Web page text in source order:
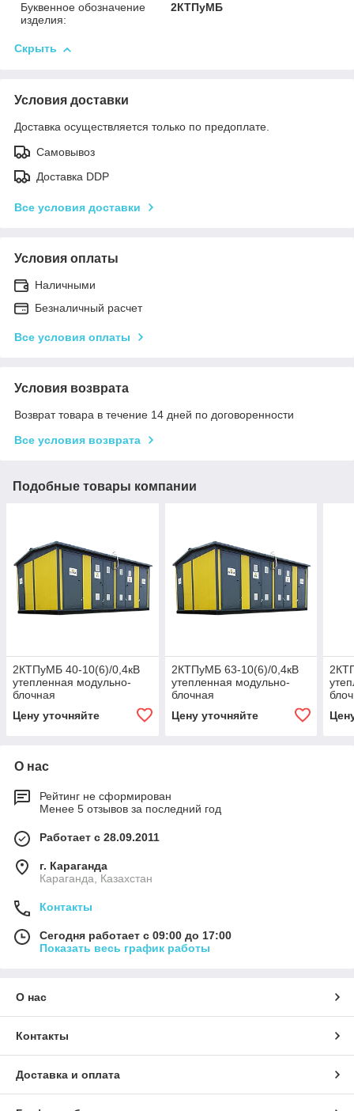
Буквенное обозначение
изделия:
2КТПуМБ
Скрыть
Условия доставки
Доставка осуществляется только по предоплате.
Самовывоз
Доставка DDP
Все условия доставки
Условия оплаты
Наличными
Безналичный расчет
Все условия оплаты
Условия возврата
Возврат товара в течение 14 дней по договоренности
Все условия возврата
Подобные товары компании
2КТПуМБ 40-10(6)/0,4кВ
утепленная модульно-
блочная
подстанция
Цену уточняйте
2КТПуМБ 63-10(6)/0,4кВ
утепленная модульно-
блочная
подстанция
Цену уточняйте
О нас
Рейтинг не сформирован
Менее 5 отзывов за последний год
Работает с 28.09.2011
г. Караганда
Караганда, Казахстан
Контакты
Сегодня работает с 09:00 до 17:00
Показать весь график работы
О нас
Контакты
Доставка и оплата